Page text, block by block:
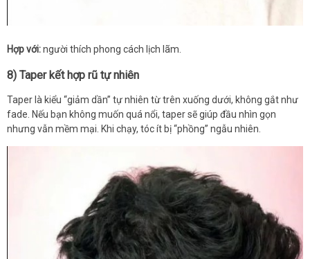
Hợp với:người thích phong cách lịch lãm.
8) Taper kết hợp rũ tự nhiên
Taper là kiểu “giảm dần” tự nhiên từ trên xuống dưới, không gắt như
fade. Nếu bạn không muốn quá nổi, taper sẽ giúp đầu nhìn gọn
nhưng vẫn mềm mại. Khi chạy, tóc ít bị “phồng” ngẫu nhiên.